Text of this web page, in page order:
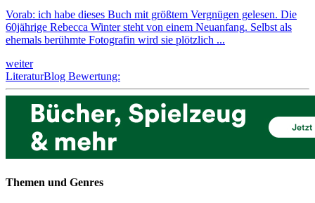
Vorab: ich habe dieses Buch mit größtem Vergnügen gelesen. Die
60jährige Rebecca Winter steht von einem Neuanfang. Selbst als
ehemals berühmte Fotografin wird sie plötzlich ...
weiter
LiteraturBlog Bewertung:
Themen und Genres